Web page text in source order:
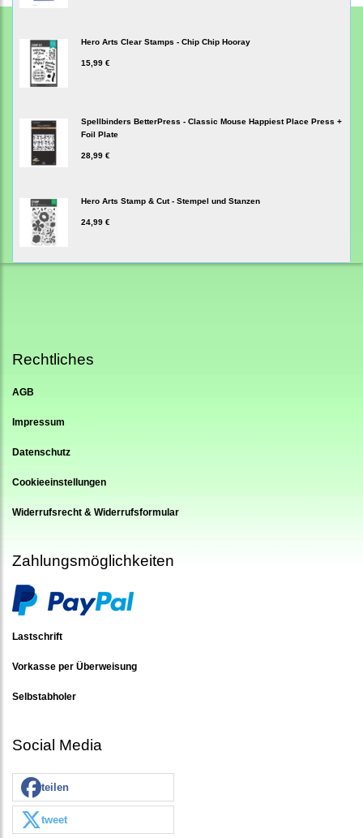
Hero Arts Clear Stamps - Chip Chip Hooray
15,99 €
Spellbinders BetterPress - Classic Mouse Happiest Place Press +
Foil Plate
28,99 €
Hero Arts Stamp & Cut - Stempel und Stanzen
24,99 €
Rechtliches
AGB
Impressum
Datenschutz
Cookieeinstellungen
Widerrufsrecht & Widerrufsformular
Zahlungsmöglichkeiten
Lastschrift
Vorkasse per Überweisung
Selbstabholer
Social Media
teilen
tweet